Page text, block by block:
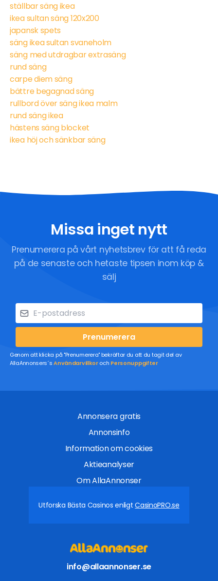
ställbar säng ikea
ikea sultan säng 120x200
japansk spets
säng ikea sultan svaneholm
säng med utdragbar extrasäng
rund säng
carpe diem säng
bättre begagnad säng
rullbord över säng ikea malm
rund säng ikea
hästens säng blocket
ikea höj och sänkbar säng
Missa inget nytt
Prenumerera på vårt nyhetsbrev för att få reda
på de senaste och hetaste tipsen inom köp &
sälj
Prenumerera
Genom att klicka på "Prenumerera" bekräftar du att du tagit del av
AllaAnnonsers´sAnvändarvillkoroch Personuppgifter
Annonsera gratis
Annonsinfo
Information om cookies
Aktieanalyser
Om AllaAnnonser
Utforska Bästa Casinos enligtCasinoPRO.se
info@allaannonser.se